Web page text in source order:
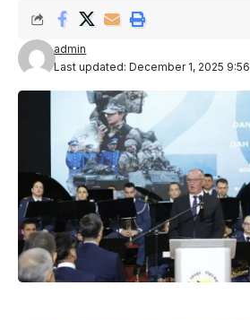
Last updated: December 1, 2025
admin